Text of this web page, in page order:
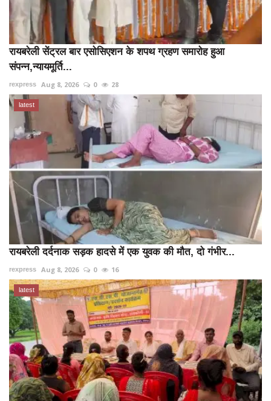
रायबरेली सेंट्रल बार एसोसिएशन के शपथ ग्रहण समारोह हुआ
संपन्न,न्यायमूर्ति...
rexpress Aug 8, 2026 0 28
latest
रायबरेली दर्दनाक सड़क हादसे में एक युवक की मौत, दो गंभीर...
rexpress Aug 8, 2026 0 16
latest